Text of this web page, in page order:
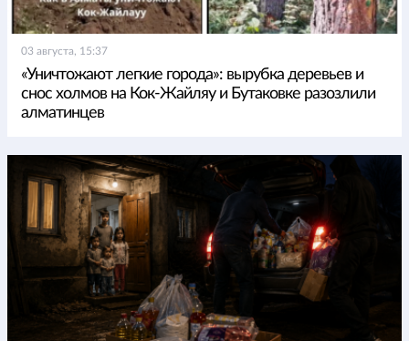
03 августа, 15:37
«Уничтожают легкие города»: вырубка деревьев и
снос холмов на Кок-Жайляу и Бутаковке разозлили
алматинцев